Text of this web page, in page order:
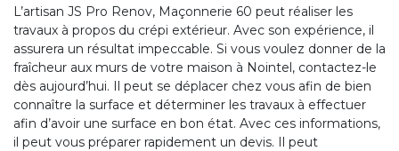
L’artisan JS Pro Renov, Maçonnerie 60 peut réaliser les
travaux à propos du crépi extérieur. Avec son expérience, il
assurera un résultat impeccable. Si vous voulez donner de la
fraîcheur aux murs de votre maison à Nointel, contactez-le
dès aujourd’hui. Il peut se déplacer chez vous afin de bien
connaître la surface et déterminer les travaux à effectuer
afin d’avoir une surface en bon état. Avec ces informations,
il peut vous préparer rapidement un devis. Il peut